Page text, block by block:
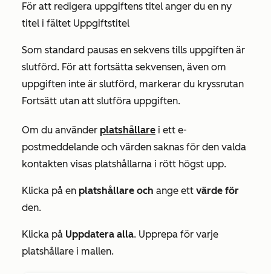
För att redigera uppgiftens titel anger du en ny
titel i fältet Uppgiftstitel
Som standard pausas en sekvens tills uppgiften är
slutförd. För att fortsätta sekvensen, även om
uppgiften inte är slutförd, markerar du kryssrutan
Fortsätt utan att slutföra uppgiften.
Om du använder platshållare i ett e-
postmeddelande och värden saknas för den valda
kontakten visas platshållarna i rött högst upp.
Klicka på en platshållare och ange ett värde för
den.
Klicka på Uppdatera alla. Upprepa för varje
platshållare i mallen.